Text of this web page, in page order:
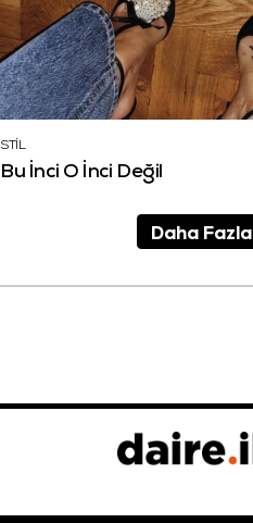
STİL
Bu İnci O İnci Değil
Daha Fazla